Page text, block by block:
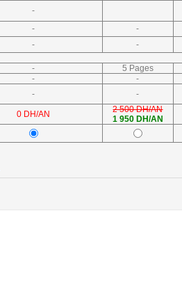
-
-
-
- -
-
5 Pages
-
-
- -
0 DH/AN
2 500 DH/AN
1 950 DH/AN